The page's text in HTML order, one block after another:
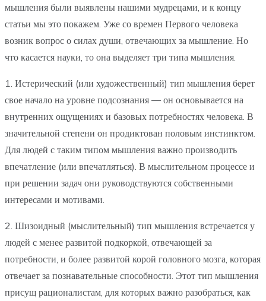
мышления были выявлены нашими мудрецами, и к концу
статьи мы это покажем. Уже со времен Первого человека
возник вопрос о силах души, отвечающих за мышление. Но
что касается науки, то она выделяет три типа мышления.
1. Истерический (или художественный) тип мышления берет
свое начало на уровне подсознания — он основывается на
внутренних ощущениях и базовых потребностях человека. В
значительной степени он продиктован половым инстинктом.
Для людей с таким типом мышления важно производить
впечатление (или впечатляться). В мыслительном процессе и
при решении задач они руководствуются собственными
интересами и мотивами.
2. Шизоидный (мыслительный) тип мышления встречается у
людей с менее развитой подкоркой, отвечающей за
потребности, и более развитой корой головного мозга, которая
отвечает за познавательные способности. Этот тип мышления
присущ рационалистам, для которых важно разобраться, как